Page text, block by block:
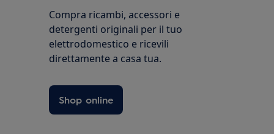
Compra ricambi, accessori e
detergenti originali per il tuo
elettrodomestico e ricevili
direttamente a casa tua.
Shop online